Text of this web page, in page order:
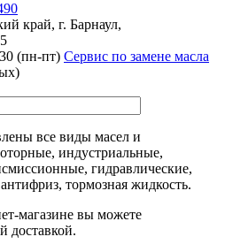
край, г. Барнаул,
(пн-пт) Сервис по замене масла
все виды масел и
индустриальные,
гидравлические,
тормозная жидкость.
магазине вы можете
доставкой.